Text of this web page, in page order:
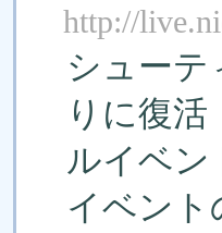
http://
シューテ
りに復
ルイベン
イベント